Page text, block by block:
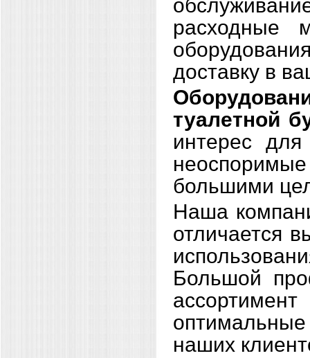
расходные
доставку в
туалетной
интерес
большими
Наша
отличается
Большой
наших